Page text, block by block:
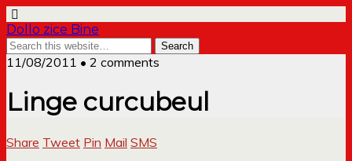
Dollo zice Bine
11/08/2011 • 2 comments
Linge curcubeul
Share Tweet Pin Mail SMS